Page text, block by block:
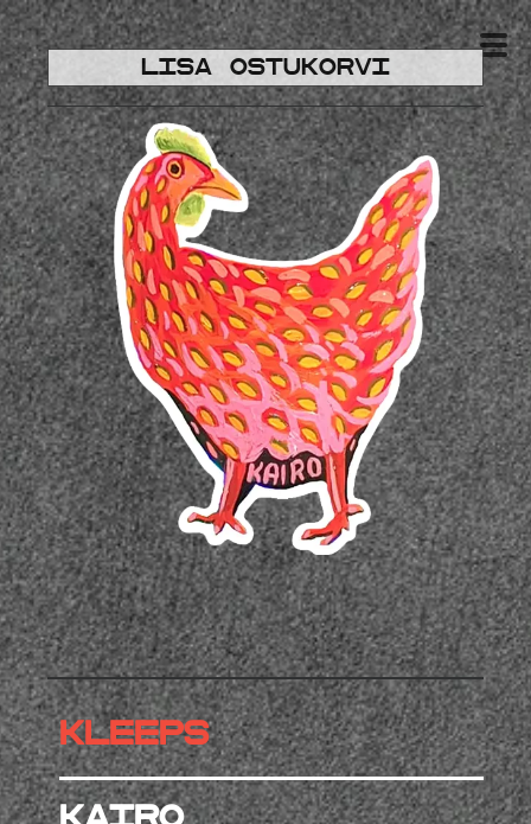
Lisa ostukorvi
KLEEPS